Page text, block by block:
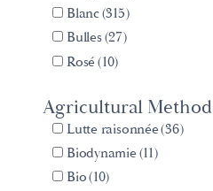
Blanc(315)
Bulles(27)
Rosé(10)
Agricultural Method
Lutte raisonnée(36)
Biodynamie(11)
Bio(10)